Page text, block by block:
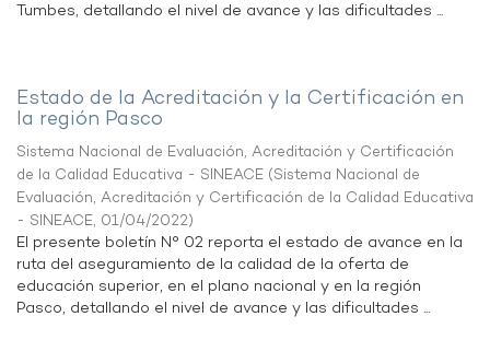
Tumbes, detallando el nivel de avance y las dificultades ...
Estado de la Acreditación y la Certificación en
la región Pasco
Sistema Nacional de Evaluación, Acreditación y Certificación
de la Calidad Educativa - SINEACE (Sistema Nacional de
Evaluación, Acreditación y Certificación de la Calidad Educativa
- SINEACE, 01/04/2022)
El presente boletín N° 02 reporta el estado de avance en la
ruta del aseguramiento de la calidad de la oferta de
educación superior, en el plano nacional y en la región
Pasco, detallando el nivel de avance y las dificultades ...